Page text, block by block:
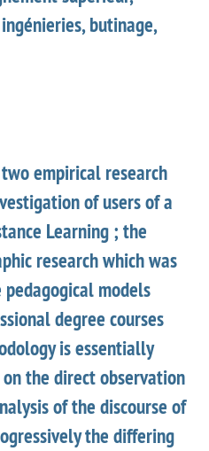
butinage,
empirical research
of users of a
Learning ; the
research which was
models
degree courses
is essentially
the direct observation
of the discourse of
the differing